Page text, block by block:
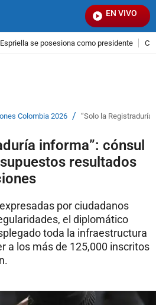
EN VIVO
se posesiona como presidente
Colombia 2026 / “Solo la
informa”: cónsul
resultados
por ciudadanos
el diplomático
toda la infraestructura
a los más de 125,000 inscritos